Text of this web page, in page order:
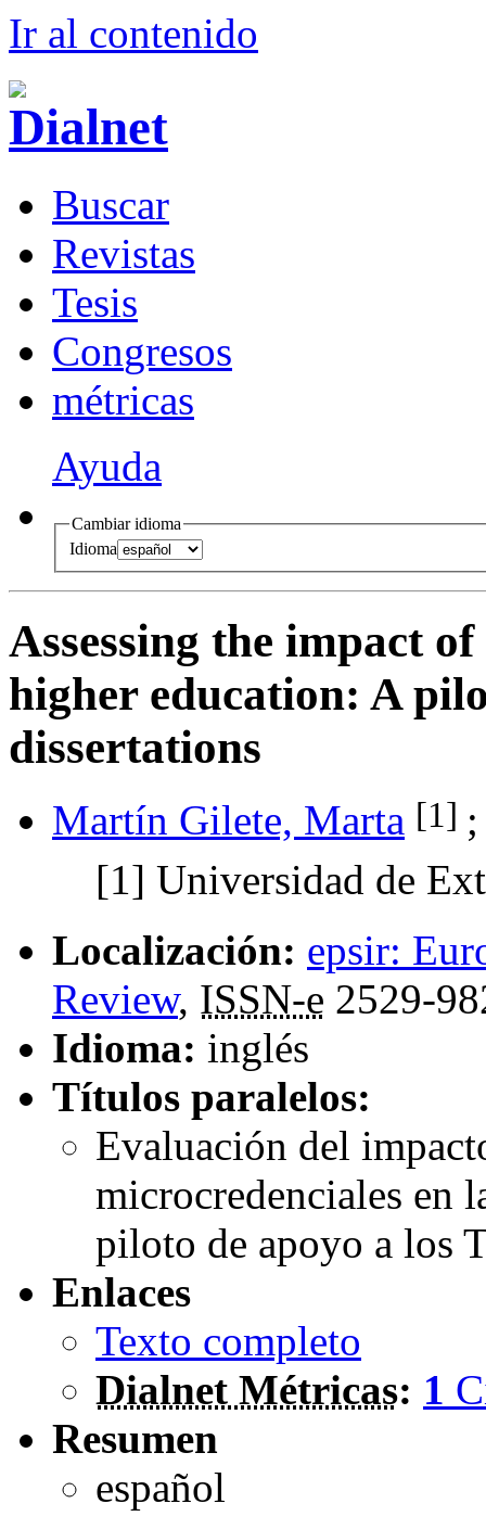
Ir al contenido
Buscar
Revistas
Tesis
Congresos
métricas
Ayuda
Cambiar idioma
Idioma
Assessing the impact
higher education: A
dissertations
Martín Gilete, Marta [1]
[1] Universidad de
Localización: epsir:
Review, ISSN-e 2529-
Idioma: inglés
Títulos paralelos:
Evaluación del
microcredenciales en
piloto de apoyo a los
Enlaces
Texto completo
Dialnet Métricas: 1
Resumen
español